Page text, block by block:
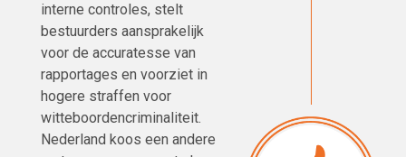
interne controles, stelt
bestuurders aansprakelijk
voor de accuratesse van
rapportages en voorziet in
hogere straffen voor
witteboordencriminaliteit.
Nederland koos een andere